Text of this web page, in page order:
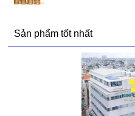
Sản phẩm tốt nhất